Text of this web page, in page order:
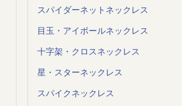
スパイダーネットネックレス
目玉・アイボールネックレス
十字架・クロスネックレス
星・スターネックレス
スパイクネックレス